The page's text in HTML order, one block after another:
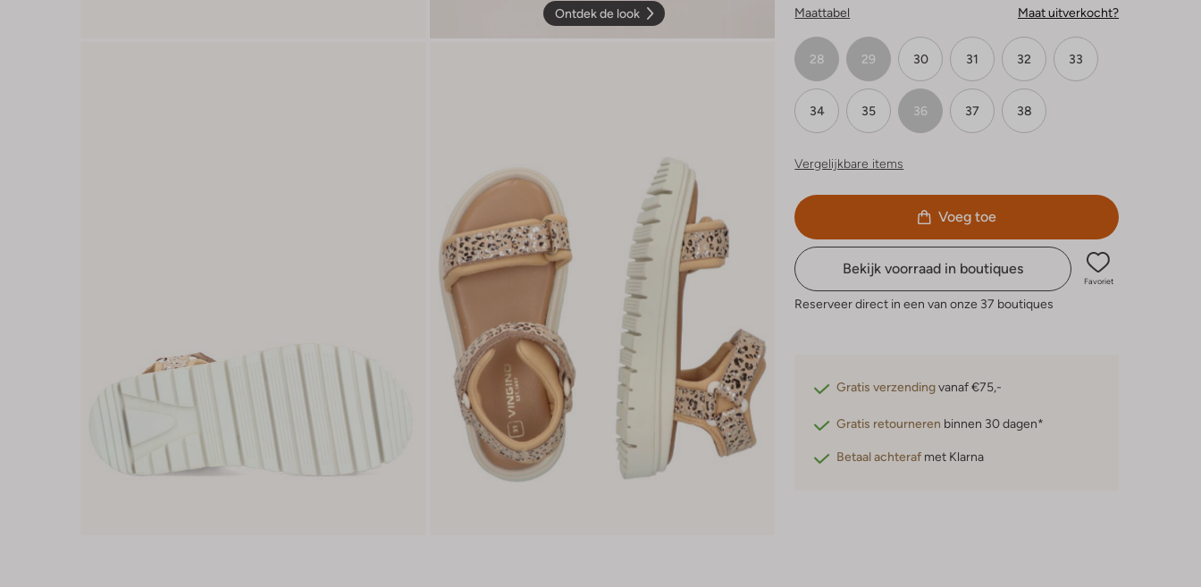
Ontdek de look Maattabel Maat uitverkocht?
28 29 30 31 32 33
34 35 36 37 38
Vergelijkbare items
Voeg toe
Bekijk voorraad in boutiques
Favoriet
Reserveer direct in een van onze 37 boutiques
Gratis verzendingvanaf €75,-
Gratis retourneren binnen 30 dagen*
Betaal achteraf met Klarna